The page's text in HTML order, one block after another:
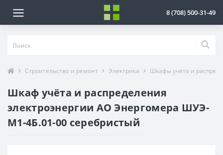
8 (708) 500-31-49
Строительство и ремонт Электрика Шкафы учёта и
Шкаф учёта и распределения
электроэнергии АО Энергомера ШУЭ-
М1-4Б.01-00 серебристый